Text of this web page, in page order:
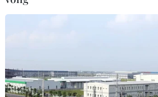
Việt Nam-Australia: Củng cố
Hà Nội lấy mẫu hài cốt liệt sỹ